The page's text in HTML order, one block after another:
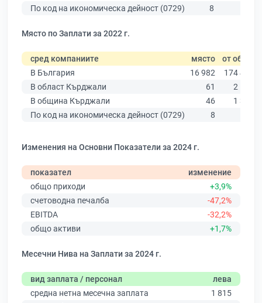
По код на икономическа дейност (0729)
8
Място по Заплати за 2022 г.
сред компаниите място от общо
В България
16 982
174 403
В област Кърджали
61
2 145
В община Кърджали
46
1 351
По код на икономическа дейност (0729)
8
Изменения на Основни Показатели за 2024 г.
показател
изменение
общо приходи
+3,9%
счетоводна печалба
-47,2%
EBITDA
-32,2%
общо активи
+1,7%
Месечни Нива на Заплати за 2024 г.
вид заплата / персонал
лева
средна нетна месечна заплата
1 815